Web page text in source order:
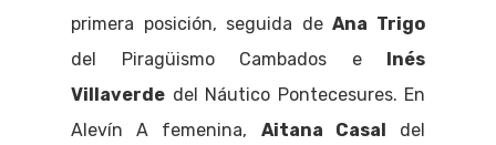
primera posición, seguida deAna Trigo
del Piragüismo Cambados e Inés
Villaverde del Náutico Pontecesures. En
Alevín A femenina, Aitana Casal del